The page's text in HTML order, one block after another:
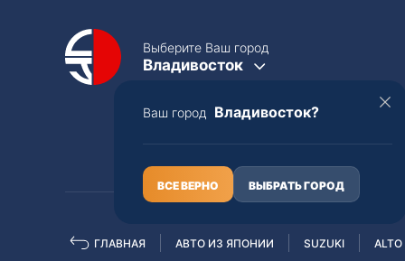
Выберите Ваш город
Владивосток
Ваш город Владивосток?
ВСЕ ВЕРНО ВЫБРАТЬ ГОРОД
Полная пошлина
ГЛАВНАЯ АВТО ИЗ ЯПОНИИ SUZUKI ALTO